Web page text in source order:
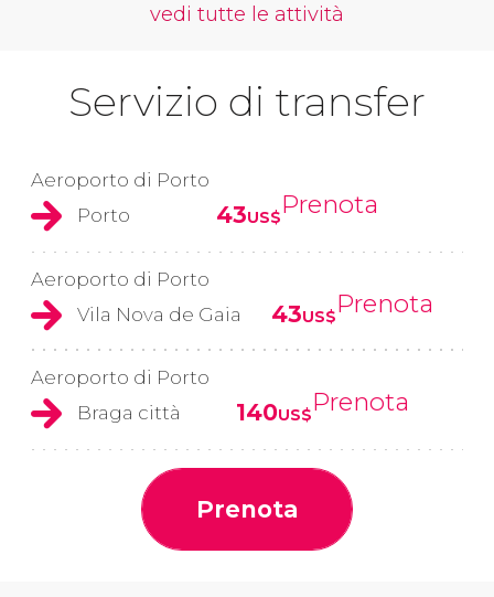
vedi tutte le attività
Servizio di transfer
Aeroporto di Porto
Porto
43US$Prenota
Aeroporto di Porto
Vila Nova de Gaia
43US$Prenota
Aeroporto di Porto
Braga città
140US$Prenota
Prenota